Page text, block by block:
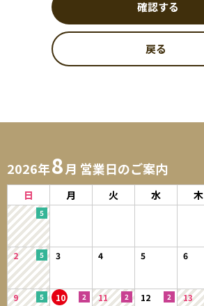
確認する
戻る
2026年8月 営業日のご案内
日 月 火 水 木
2 3 4 5 6
9 10 11 12 13